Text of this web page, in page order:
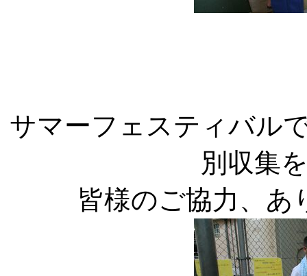
サマーフェスティバル
別収集
皆様のご協力、